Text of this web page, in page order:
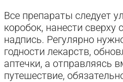
Все препараты следует
коробок, нанести
надпись. Регулярно
годности лекарств,
аптечки, а отправляясь
путешествие,